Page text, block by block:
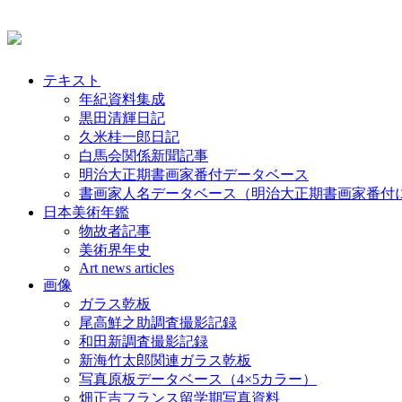
テキスト
年紀資料集成
黒田清輝日記
久米桂一郎日記
白馬会関係新聞記事
明治大正期書画家番付データベース
書画家人名データベース（明治大正期書画家番付
日本美術年鑑
物故者記事
美術界年史
Art news articles
画像
ガラス乾板
尾高鮮之助調査撮影記録
和田新調査撮影記録
新海竹太郎関連ガラス乾板
写真原板データベース（4×5カラー）
畑正吉フランス留学期写真資料